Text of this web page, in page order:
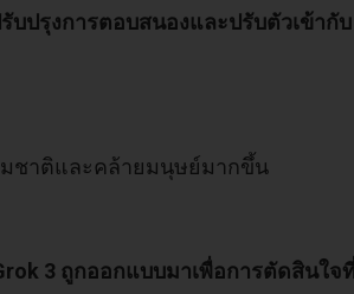
บปรุงการตอบสนองและปรับตัวเข้ากับ
ชาติและคล้ายมนุษย์มากขึ้น
3 ถูกออกแบบมาเพื่อการตัดสินใจที่